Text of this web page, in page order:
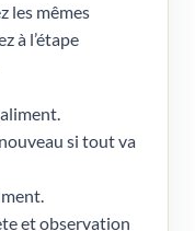
les mêmes
à l’étape
si tout va
et observation